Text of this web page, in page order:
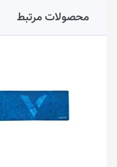
محصولات مرتبط